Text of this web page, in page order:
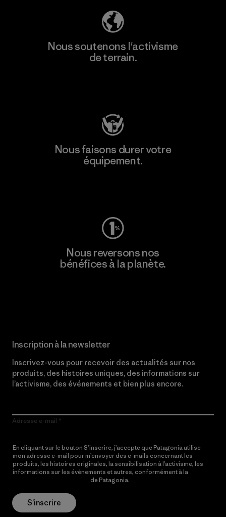
Nous soutenons l'activisme
de terrain.
Nous faisons durer votre
équipement.
Nous reversons nos
bénéfices à la planète.
Inscription à la newsletter
Inscrivez-vous pour recevoir des actualités sur nos
produits, des histoires uniques, des informations sur
l’activisme, des événements et bien plus encore.
Adresse e-mail
En cliquant sur le bouton S’inscrire, j’accepte que Patagonia utilise
mon adresse e-mail pour m’envoyer des e-mails concernant les
produits, les histoires originales, la sensibilisation à l’activisme, les
informations sur les événements et autres, conformément à la
de Patagonia.
S’inscrire